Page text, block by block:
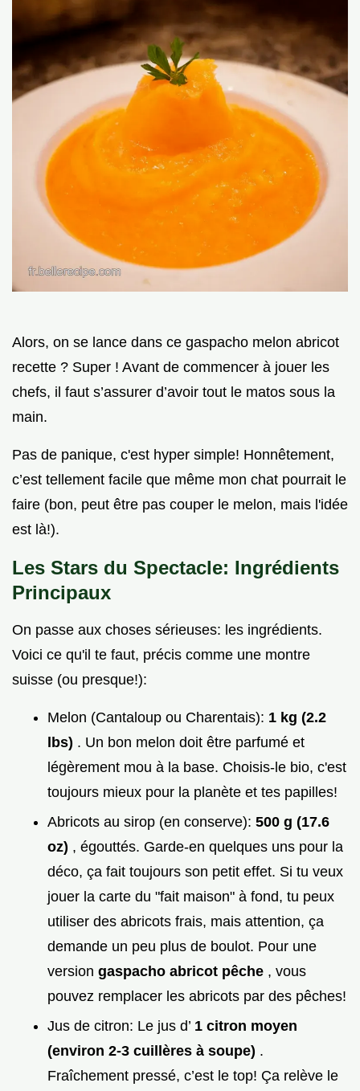
Alors, on se lance dans ce gaspacho melon abricot
recette ? Super ! Avant de commencer à jouer les
chefs, il faut s’assurer d’avoir tout le matos sous la
main.
Pas de panique, c'est hyper simple! Honnêtement,
c’est tellement facile que même mon chat pourrait le
faire (bon, peut être pas couper le melon, mais l'idée
est là!).
Les Stars du Spectacle: Ingrédients
Principaux
On passe aux choses sérieuses: les ingrédients.
Voici ce qu'il te faut, précis comme une montre
suisse (ou presque!):
Melon (Cantaloup ou Charentais): 1 kg (2.2
lbs) . Un bon melon doit être parfumé et
légèrement mou à la base. Choisis-le bio, c'est
toujours mieux pour la planète et tes papilles!
Abricots au sirop (en conserve): 500 g (17.6
oz) , égouttés. Garde-en quelques uns pour la
déco, ça fait toujours son petit effet. Si tu veux
jouer la carte du "fait maison" à fond, tu peux
utiliser des abricots frais, mais attention, ça
demande un peu plus de boulot. Pour une
version gaspacho abricot pêche , vous
pouvez remplacer les abricots par des pêches!
Jus de citron: Le jus d’ 1 citron moyen
(environ 2-3 cuillères à soupe) .
Fraîchement pressé, c’est le top! Ça relève le